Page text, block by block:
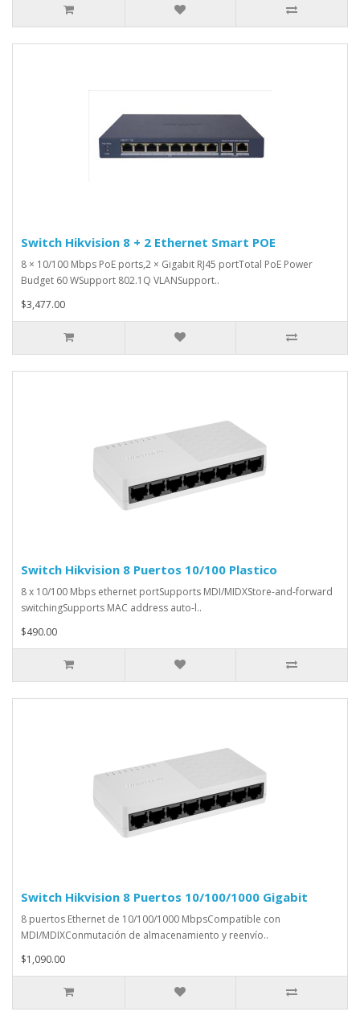
Switch Hikvision 8 + 2 Ethernet Smart POE
8 × 10/100 Mbps PoE ports,2 × Gigabit RJ45 portTotal PoE Power
Budget 60 WSupport 802.1Q VLANSupport..
$3,477.00
Switch Hikvision 8 Puertos 10/100 Plastico
8 x 10/100 Mbps ethernet portSupports MDI/MIDXStore-and-forward
switchingSupports MAC address auto-l..
$490.00
Switch Hikvision 8 Puertos 10/100/1000 Gigabit
8 puertos Ethernet de 10/100/1000 MbpsCompatible con
MDI/MDIXConmutación de almacenamiento y reenvío..
$1,090.00